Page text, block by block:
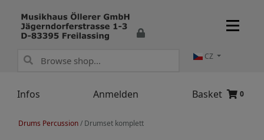
Infos Anmelden Basket 0
CZ
Drums Percussion/ Drumset komplett